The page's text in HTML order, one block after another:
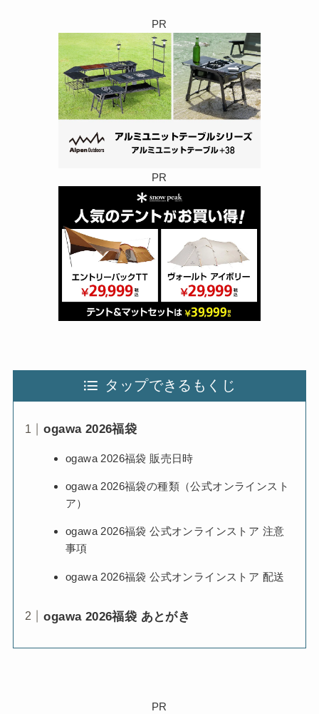
PR
PR
タップできるもくじ
ogawa 2026福袋
ogawa 2026福袋 販売日時
ogawa 2026福袋の種類（公式オンラインスト
ア）
ogawa 2026福袋 公式オンラインストア 注意
事項
ogawa 2026福袋 公式オンラインストア 配送
ogawa 2026福袋 あとがき
PR